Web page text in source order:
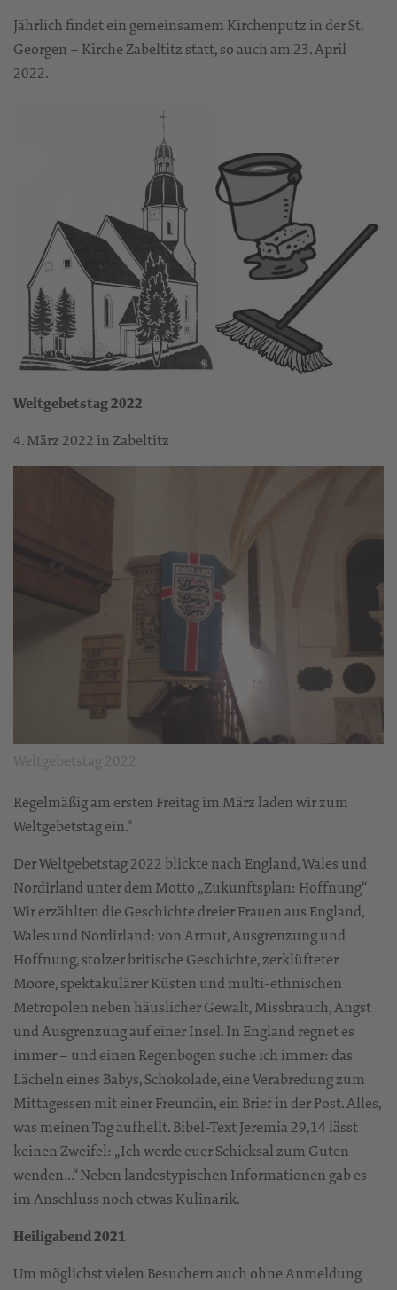
Jährlich findet ein gemeinsamem Kirchenputz in der St.
Georgen – Kirche Zabeltitz statt, so auch am 23. April
2022.
Weltgebetstag 2022
4. März 2022 in Zabeltitz
Regelmäßig am ersten Freitag im März laden wir zum
Weltgebetstag ein.“
Der Weltgebetstag 2022 blickte nach England, Wales und
Nordirland unter dem Motto „Zukunftsplan: Hoffnung“
Wir erzählten die Geschichte dreier Frauen aus England,
Wales und Nordirland: von Armut, Ausgrenzung und
Hoffnung, stolzer britische Geschichte, zerklüfteter
Moore, spektakulärer Küsten und multi-ethnischen
Metropolen neben häuslicher Gewalt, Missbrauch, Angst
und Ausgrenzung auf einer Insel. In England regnet es
immer – und einen Regenbogen suche ich immer: das
Lächeln eines Babys, Schokolade, eine Verabredung zum
Mittagessen mit einer Freundin, ein Brief in der Post. Alles,
was meinen Tag aufhellt. Bibel-Text Jeremia 29,14 lässt
keinen Zweifel: „Ich werde euer Schicksal zum Guten
wenden…“ Neben landestypischen Informationen gab es
im Anschluss noch etwas Kulinarik.
Heiligabend 2021
Um möglichst vielen Besuchern auch ohne Anmeldung